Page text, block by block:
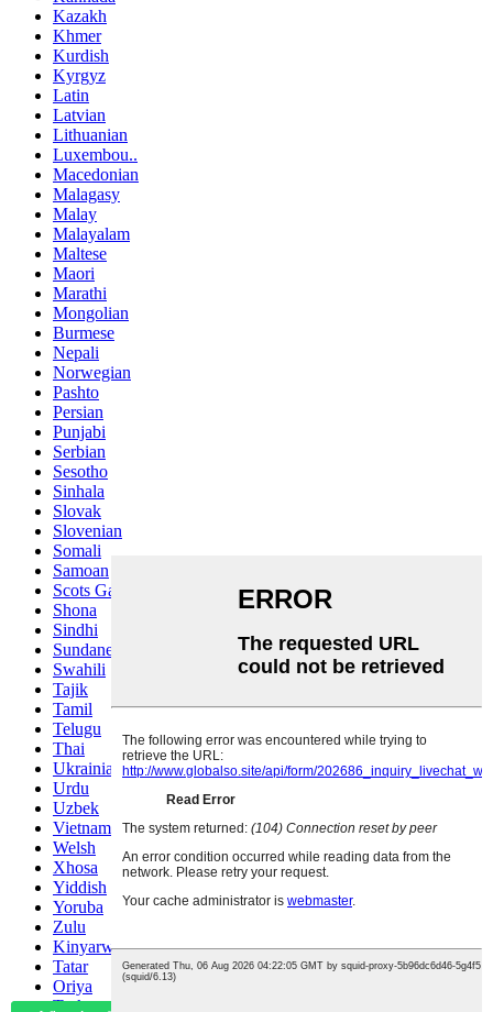
Kazakh
Khmer
Kurdish
Kyrgyz
Latin
Latvian
Lithuanian
Luxembou..
Macedonian
Malagasy
Malay
Malayalam
Maltese
Maori
Marathi
Mongolian
Burmese
Nepali
Norwegian
Pashto
Persian
Punjabi
Serbian
Sesotho
Sinhala
Slovak
Slovenian
Somali
Samoan
Scots Gaelic
Shona
Sindhi
Sundanese
Swahili
Tajik
Tamil
Telugu
Thai
Ukrainian
Urdu
Uzbek
Vietnamese
Welsh
Xhosa
Yiddish
Yoruba
Zulu
Kinyarwanda
Tatar
Oriya
Turkmen